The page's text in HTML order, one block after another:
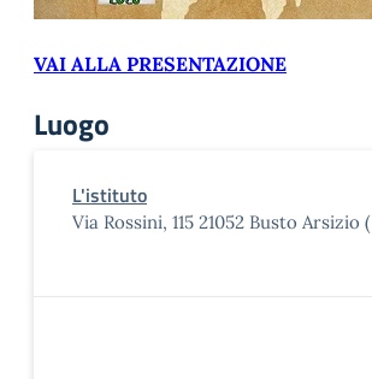
VAI ALLA PRESENTAZIONE
Luogo
L'istituto
Via Rossini, 115 21052 Busto Arsizio